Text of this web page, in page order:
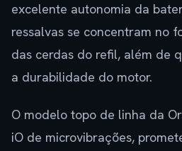
excelente autonomia da
ressalvas se concentram no
das cerdas do refil, além de
a durabilidade do motor.
O modelo topo de linha da
iO de microvibrações,